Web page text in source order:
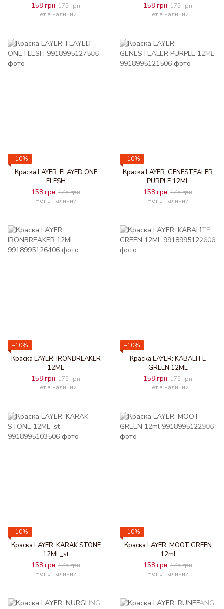
158 грн 175 грн
Нет в наличии
158 грн 175 грн
Нет в наличии
−10%
Краска LAYER: FLAYED ONE
FLESH
158 грн 175 грн
Нет в наличии
−10%
Краска LAYER: GENESTEALER
PURPLE 12ML
158 грн 175 грн
Нет в наличии
−10%
Краска LAYER: IRONBREAKER
12ML
158 грн 175 грн
Нет в наличии
−10%
Краска LAYER: KABALITE
GREEN 12ML
158 грн 175 грн
Нет в наличии
−10%
Краска LAYER: KARAK STONE
12ML_st
158 грн 175 грн
Нет в наличии
−10%
Краска LAYER: MOOT GREEN
12ml
158 грн 175 грн
Нет в наличии